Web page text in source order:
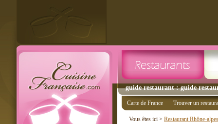
guide restaurant : guide
Carte de France Trouver un
Vous êtes ici > Restaurant Rhône-alpes